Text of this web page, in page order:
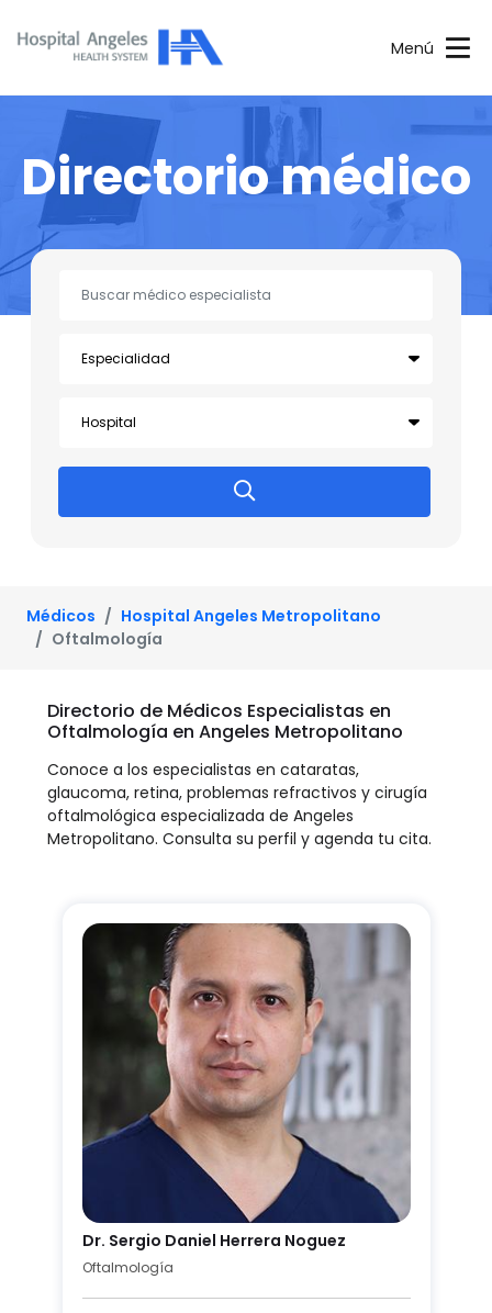
Menú
Directorio médico
Médicos
Hospital Angeles Metropolitano
Oftalmología
Directorio de Médicos Especialistas en
Oftalmología en Angeles Metropolitano
Conoce a los especialistas en cataratas,
glaucoma, retina, problemas refractivos y cirugía
oftalmológica especializada de Angeles
Metropolitano. Consulta su perfil y agenda tu cita.
Dr. Sergio Daniel Herrera Noguez
Oftalmología